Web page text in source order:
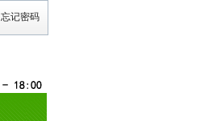
忘记密码